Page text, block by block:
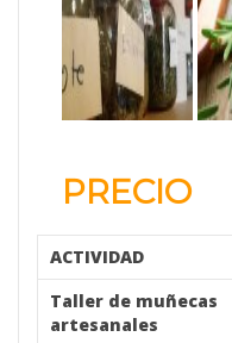
PRECIO
ACTIVIDAD
Taller de muñecas
artesanales